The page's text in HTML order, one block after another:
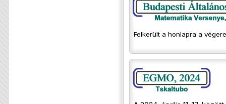
Felkerült a honlapra a